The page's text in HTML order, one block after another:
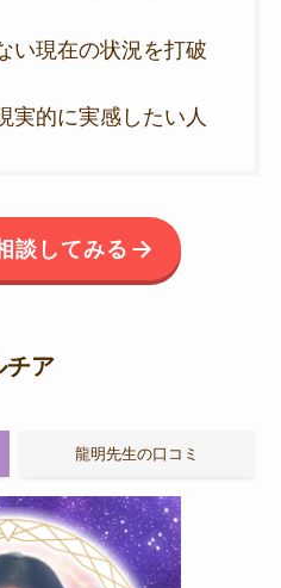
い現在の状況を打破
実的に実感したい人
談してみる
チア
龍明先生の口コミ